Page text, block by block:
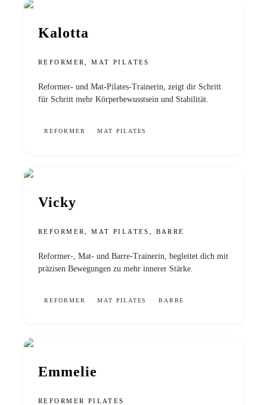
Kalotta
REFORMER, MAT PILATES
Reformer- und Mat-Pilates-Trainerin, zeigt dir Schritt
für Schritt mehr Körperbewusstsein und Stabilität.
REFORMER MAT PILATES
Vicky
REFORMER, MAT PILATES, BARRE
Reformer-, Mat- und Barre-Trainerin, begleitet dich mit
präzisen Bewegungen zu mehr innerer Stärke.
REFORMER MAT PILATES BARRE
Emmelie
REFORMER PILATES